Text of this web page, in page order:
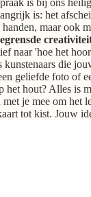
is: het
maar ook
naar 'hoe het
die
geliefde foto of
het hout? Alles is
je mee om het
tot kist. Jouw